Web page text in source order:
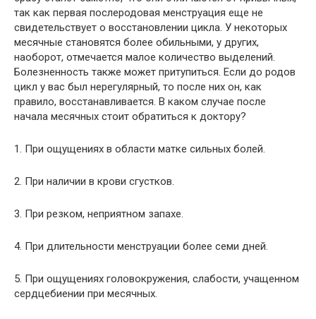
так как первая послеродовая менструация еще не
свидетельствует о восстановлении цикла. У некоторых
месячные становятся более обильными, у других,
наоборот, отмечается малое количество выделений.
Болезненность также может притупиться. Если до родов
цикл у вас был нерегулярный, то после них он, как
правило, восстанавливается. В каком случае после
начала месячных стоит обратиться к доктору?
1. При ощущениях в области матке сильных болей.
2. При наличии в крови сгустков.
3. При резком, неприятном запахе.
4. При длительности менструации более семи дней.
5. При ощущениях головокружения, слабости, учащенном
сердцебиении при месячных.